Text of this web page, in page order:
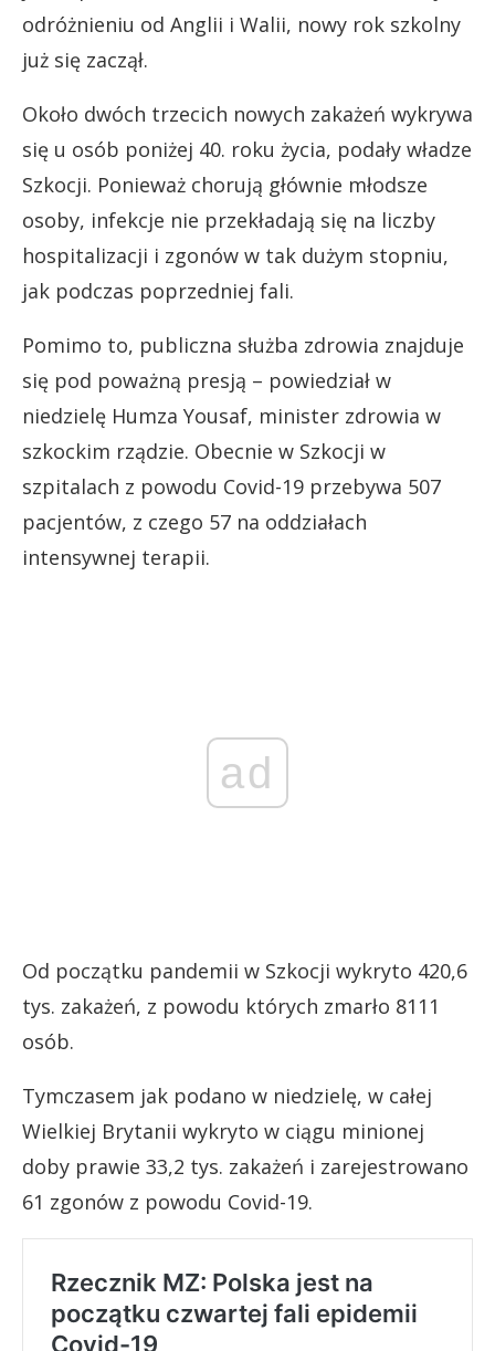
odróżnieniu od Anglii i Walii, nowy rok szkolny
już się zaczął.
Około dwóch trzecich nowych zakażeń wykrywa
się u osób poniżej 40. roku życia, podały władze
Szkocji. Ponieważ chorują głównie młodsze
osoby, infekcje nie przekładają się na liczby
hospitalizacji i zgonów w tak dużym stopniu,
jak podczas poprzedniej fali.
Pomimo to, publiczna służba zdrowia znajduje
się pod poważną presją – powiedział w
niedzielę Humza Yousaf, minister zdrowia w
szkockim rządzie. Obecnie w Szkocji w
szpitalach z powodu Covid-19 przebywa 507
pacjentów, z czego 57 na oddziałach
intensywnej terapii.
ad
Od początku pandemii w Szkocji wykryto 420,6
tys. zakażeń, z powodu których zmarło 8111
osób.
Tymczasem jak podano w niedzielę, w całej
Wielkiej Brytanii wykryto w ciągu minionej
doby prawie 33,2 tys. zakażeń i zarejestrowano
61 zgonów z powodu Covid-19.